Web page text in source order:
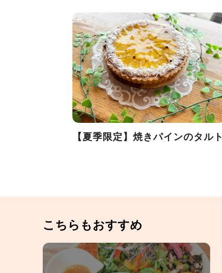
【夏季限定】焼きパインのタルト
こちらもおすすめ